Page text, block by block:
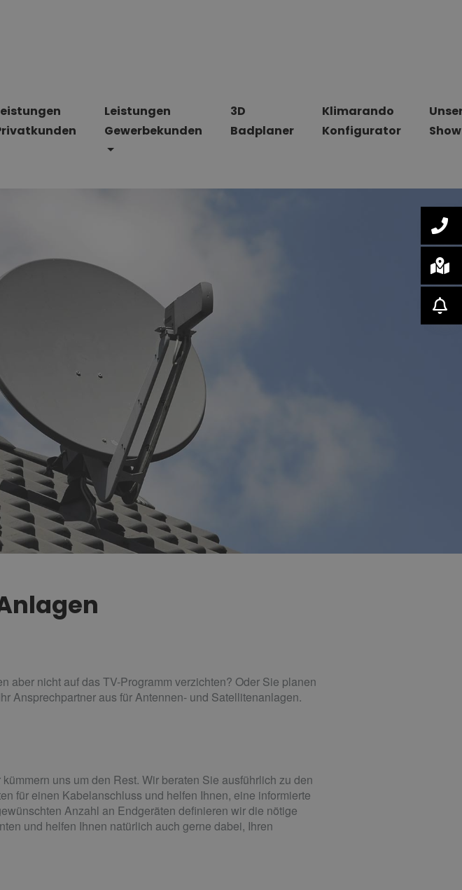
Leistungen
Gewerbekunden
3D
Badplaner
Klimarando
Konfigurator
nicht auf das TV-Programm verzichten? Oder Sie planen
Ansprechpartner aus für Antennen- und Satellitenanlagen.
uns um den Rest. Wir beraten Sie ausführlich zu den
für einen Kabelanschluss und helfen Ihnen, eine informierte
Anzahl an Endgeräten definieren wir die nötige
und helfen Ihnen natürlich auch gerne dabei, Ihren